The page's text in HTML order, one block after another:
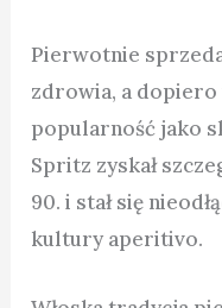
Pierwotnie
zdrowia, a dopiero
popularność jako
Spritz zyskał
90. i stał się
kultury aperitivo.